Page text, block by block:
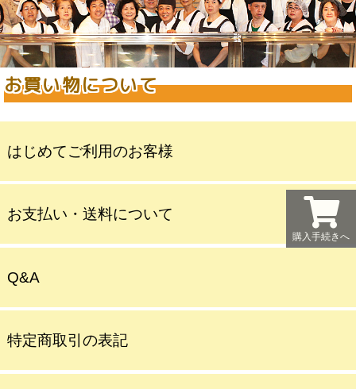
お買い物について
はじめてご利用のお客様
お支払い・送料について
Q&A
特定商取引の表記
購入手続きへ